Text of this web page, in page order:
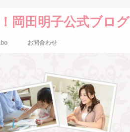
岡田明子公式ブログ
お問合わせ